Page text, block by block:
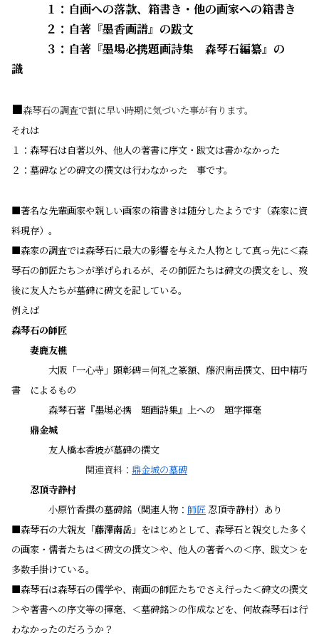
１：自画への落款、箱書き・他の画家への箱書き
２：自著『墨香画譜』の跋文
３：自著『墨場必携題画詩集 森琴石編纂』の
識
■森琴石の調査で割に早い時期に気づいた事が有ります。
それは
１：森琴石は自著以外、他人の著書に序文・跋文は書かなかった
２：墓碑などの碑文の撰文は行わなかった 事です。
■著名な先輩画家や親しい画家の箱書きは随分したようです（森家に資
料現存）。
■森家の調査では森琴石に最大の影響を与えた人物として真っ先に＜森
琴石の師匠たち＞が挙げられるが、その師匠たちは碑文の撰文をし、歿
後に友人たちが墓碑に碑文を記している。
例えば
森琴石の師匠
妻鹿友樵
大阪「一心寺」顕彰碑＝何礼之篆額、藤沢南岳撰文、田中精巧
書 によるもの
森琴石著『墨場必携 題画詩集』上への 題字揮毫
鼎金城
友人橋本香坡が墓碑の撰文
関連資料： 鼎金城の墓碑
忍頂寺静村
小原竹香撰の墓碑銘（関連人物： 師匠 忍頂寺静村）あり
■森琴石の大親友「藤澤南岳 」をはじめとして、森琴石と親交した多く
の画家・儒者たちは＜碑文の撰文＞や、他人の著者への＜序、跋文＞を
多数手掛けている。
■森琴石は森琴石の儒学や、南画の師匠たちでさえ行った＜碑文の撰文
＞や著書への序文等の揮毫、＜墓碑銘＞の作成などを、何故森琴石は行
わなかったのだろうか？